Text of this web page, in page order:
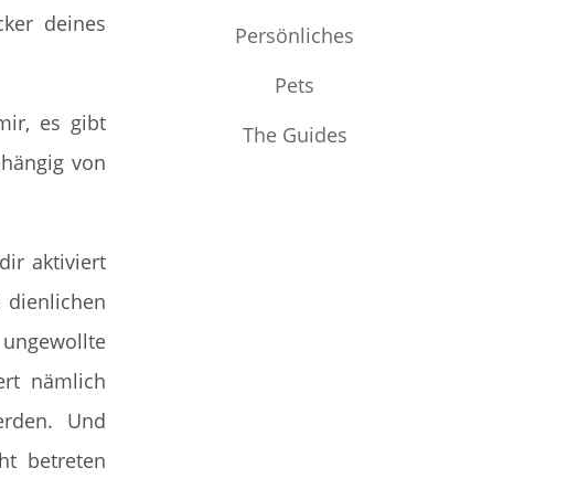
deines
es gibt
von
aktiviert
nämlich
Und
betreten
Persönliches
Pets
The Guides